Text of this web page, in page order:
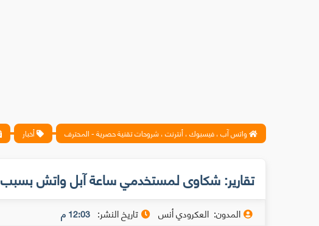
واتس آب ، فيسبوك ، أنترنت ، شروحات تقنية حصرية - المحترف أخبار
تقارير: شكاوى لمستخدمي ساعة آبل واتش بسبب watchOS 7
المدون: العكرودي أنس تاريخ النشر: 12:03 م